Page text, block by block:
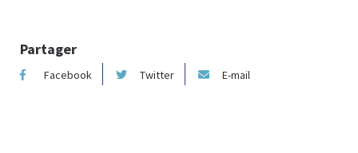
Partager
Facebook Twitter E-mail